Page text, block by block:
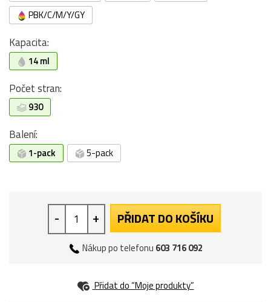
PBK/C/M/Y/GY
Kapacita:
14 ml
Počet stran:
930
Balení:
1-pack 5-pack
- + PŘIDAT DO KOŠÍKU
Nákup po telefonu 603 716 092
Přidat do “Moje produkty”